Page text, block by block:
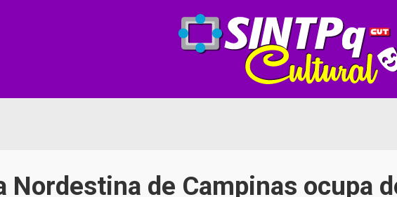
Nordestina de Campinas ocupa